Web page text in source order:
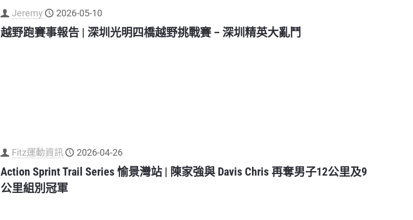
Jeremy 2026-05-10
越野跑賽事報告 | 深圳光明四橋越野挑戰賽 – 深圳精英大亂鬥
Fitz運動資訊 2026-04-26
Action Sprint Trail Series 愉景灣站 | 陳家強與 Davis Chris 再奪男子12公里及9
公里組別冠軍